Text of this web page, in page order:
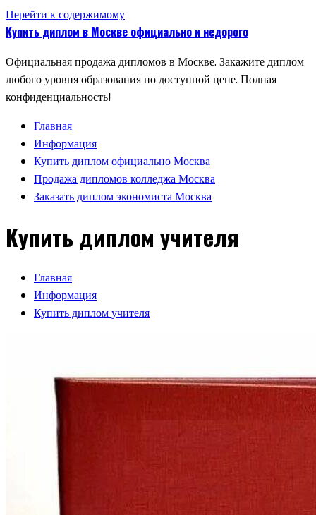
Перейти к содержимому
Купить диплом в Москве официально и недорого
Официальная продажа дипломов в Москве. Закажите диплом
любого уровня образования по доступной цене. Полная
конфиденциальность!
Главная
Информация
Купить диплом официально Москва
Продажа дипломов колледжа Москва
Заказать диплом экономиста Москва
Купить диплом учителя
Главная
Информация
Купить диплом учителя